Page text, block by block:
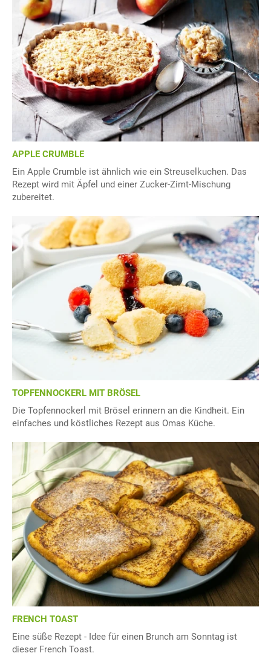
APPLE CRUMBLE
Ein Apple Crumble ist ähnlich wie ein Streuselkuchen. Das
Rezept wird mit Äpfel und einer Zucker-Zimt-Mischung
zubereitet.
TOPFENNOCKERL MIT BRÖSEL
Die Topfennockerl mit Brösel erinnern an die Kindheit. Ein
einfaches und köstliches Rezept aus Omas Küche.
FRENCH TOAST
Eine süße Rezept - Idee für einen Brunch am Sonntag ist
dieser French Toast.